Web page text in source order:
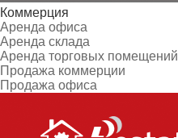
Коммерция
Аренда офиса
Аренда склада
Аренда торговых помещений
Продажа коммерции
Продажа офиса